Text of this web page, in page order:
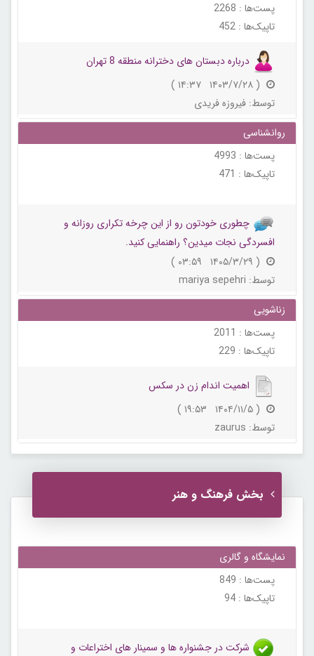
پست‌ها : 2268
تاپیک‌ها : 452
درباره دبستان های دخترانه منطقه 8 تهران
( ۱۴۰۳/۷/۲۸ ۱۴:۳۷ )
توسط: فیروزه فریدی
روانشناسی
پست‌ها : 4993
تاپیک‌ها : 471
چطوری خودتون رو از این چرخه تکراری روزانه و
افسردگی نجات میدین؟ راهنمایی کنید.
( ۱۴۰۵/۳/۲۹ ۰۳:۵۹ )
توسط: mariya sepehri
زناشویی
پست‌ها : 2011
تاپیک‌ها : 229
اهمیت اندام زن در سکس
( ۱۴۰۴/۱۱/۵ ۱۹:۵۳ )
توسط: zaurus
بخش فرهنگ و هنر
نمایشگاه و گالری
پست‌ها : 849
تاپیک‌ها : 94
شرکت در جشنواره ها و سمینار های اختراعات و